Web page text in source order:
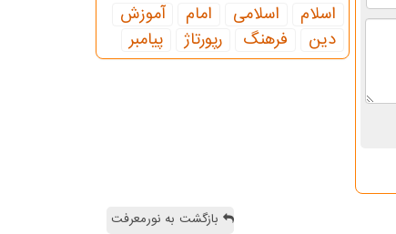
اسلام اسلامی امام
آموزش
دین
فرهنگ رپورتاژ پیامبر
بازگشت به نورمعرفت